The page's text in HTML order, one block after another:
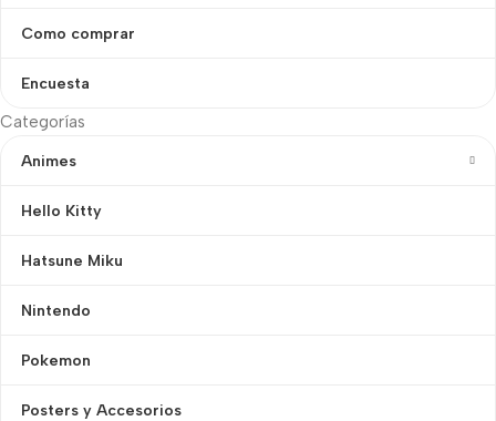
Como comprar
Encuesta
Categorías
Animes
Hello Kitty
Hatsune Miku
Nintendo
Pokemon
Posters y Accesorios